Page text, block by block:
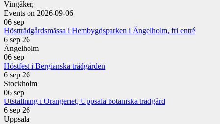
Vingåker,
Events on 2026-09-06
06 sep
Höstträdgårdsmässa i Hembygdsparken i Ängelholm, fri entré
6 sep 26
Ängelholm
06 sep
Höstfest i Bergianska trädgården
6 sep 26
Stockholm
06 sep
Utställning i Orangeriet, Uppsala botaniska trädgård
6 sep 26
Uppsala